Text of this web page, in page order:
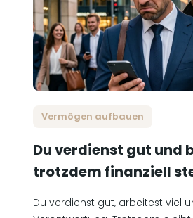
Vermögen aufbauen
Du verdienst gut und
trotzdem finanziell
Du verdienst gut, arbeitest viel